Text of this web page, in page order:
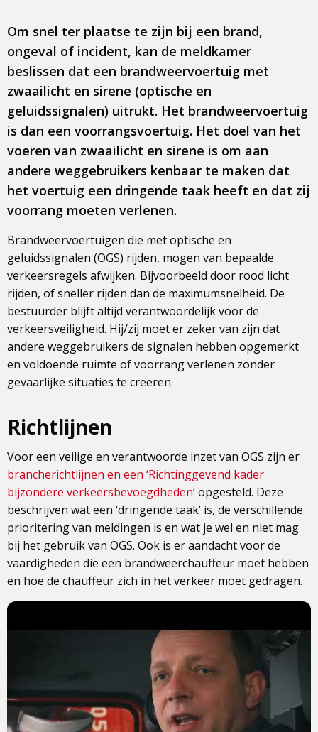
Om snel ter plaatse te zijn bij een brand,
ongeval of incident, kan de meldkamer
beslissen dat een brandweervoertuig met
zwaailicht en sirene (optische en
geluidssignalen) uitrukt. Het brandweervoertuig
is dan een voorrangsvoertuig. Het doel van het
voeren van zwaailicht en sirene is om aan
andere weggebruikers kenbaar te maken dat
het voertuig een dringende taak heeft en dat zij
voorrang moeten verlenen.
Brandweervoertuigen die met optische en
geluidssignalen (OGS) rijden, mogen van bepaalde
verkeersregels afwijken. Bijvoorbeeld door rood licht
rijden, of sneller rijden dan de maximumsnelheid. De
bestuurder blijft altijd verantwoordelijk voor de
verkeersveiligheid. Hij/zij moet er zeker van zijn dat
andere weggebruikers de signalen hebben opgemerkt
en voldoende ruimte of voorrang verlenen zonder
gevaarlijke situaties te creëren.
Richtlijnen
Voor een veilige en verantwoorde inzet van OGS zijn er
brancherichtlijnen en een ‘Richtinggevend kader
bijzondere verkeersbevoegdheden’opgesteld. Deze
beschrijven wat een ‘dringende taak’ is, de verschillende
prioritering van meldingen is en wat je wel en niet mag
bij het gebruik van OGS. Ook is er aandacht voor de
vaardigheden die een brandweerchauffeur moet hebben
en hoe de chauffeur zich in het verkeer moet gedragen.